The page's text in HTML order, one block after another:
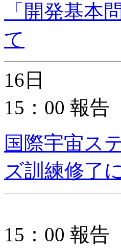
「開発基本
て
16日
15：00 報告
国際宇宙ス
ズ訓練修了
15：00 報告